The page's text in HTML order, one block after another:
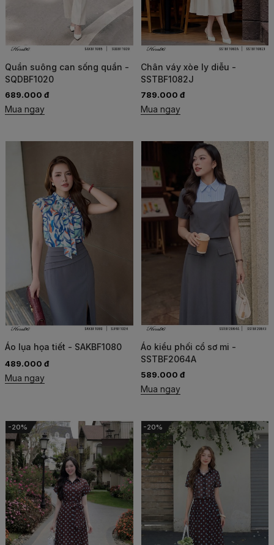
Quần suông can sống quần -
SQDBF1020
689.000 đ
Mua ngay
Chân váy xòe ly diễu -
SSTBF1082J
789.000 đ
Mua ngay
Áo lụa họa tiết - SAKBF1080
489.000 đ
Mua ngay
Áo kiểu phối cổ sơ mi -
SSTBF2064A
589.000 đ
Mua ngay
-20% -20%